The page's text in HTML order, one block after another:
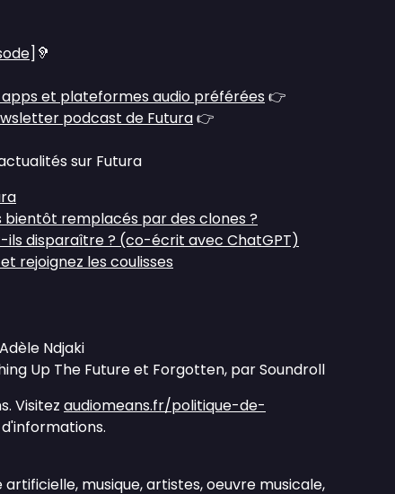
]🦻
et plateformes audio préférées 👉
podcast de Futura👉
sur Futura
bientôt remplacés par des clones ?
ils disparaître ? (co-écrit avec ChatGPT)
rejoignez les coulisses
Ndjaki
Up The Future et Forgotten, par Soundroll
Visitez audiomeans.fr/politique-de-
artificielle, musique, artistes, oeuvre musicale,